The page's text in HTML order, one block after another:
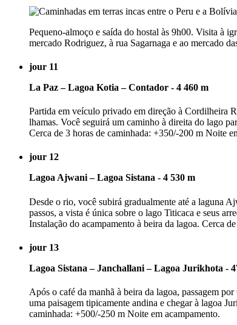
Pequeno-almoço e saída do hostal às 9h00. Visita à
mercado Rodriguez, à rua Sagarnaga e ao mercado
jour 11
La Paz – Lagoa Kotia – Contador - 4 460 m
Partida em veículo privado em direção à Cordilheira
lhamas. Você seguirá um caminho à direita do lago
Cerca de 3 horas de caminhada: +350/-200 m Noite
jour 12
Lagoa Ajwani – Lagoa Sistana - 4 530 m
Desde o rio, você subirá gradualmente até a laguna
passos, a vista é única sobre o lago Titicaca e seus
Instalação do acampamento à beira da lagoa. Cerca
jour 13
Lagoa Sistana – Janchallani – Lagoa Jurikhota -
Após o café da manhã à beira da lagoa, passagem
uma paisagem tipicamente andina e chegar à lagoa
caminhada: +500/-250 m Noite em acampamento.